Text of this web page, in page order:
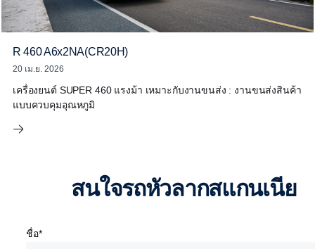
R 460 A6x2NA(CR20H)
20 เม.ย. 2026
เครื่องยนต์ SUPER 460 แรงม้า เหมาะกับงานขนส่ง : งานขนส่งสินค้า
แบบควบคุมอุณหภูมิ
สนใจรถหัวลากสแกนเนีย
ชื่อ*